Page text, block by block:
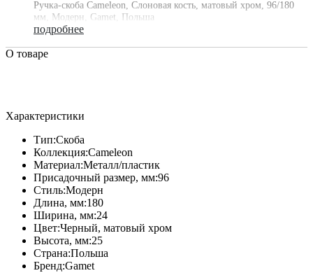
Ручка-скоба Cameleon, Слоновая кость, матовый хром, 96/180
мм, Модерн, Gamet, Польша
подробнее
О товаре
Характеристики
Тип:Скоба
Коллекция:Cameleon
Материал:Металл/пластик
Присадочный размер, мм:96
Стиль:Модерн
Длина, мм:180
Ширина, мм:24
Цвет:Черный, матовый хром
Высота, мм:25
Страна:Польша
Бренд:Gamet